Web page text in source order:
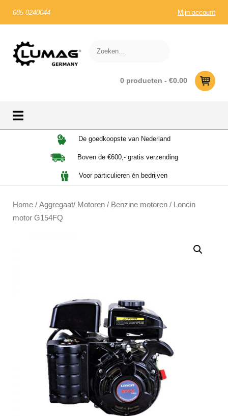
085 0240044 Mijn account
0 producten - €0.00
De goedkoopste van Nederland
Boven de €600,- gratis verzending
Voor particulieren én bedrijven
Home / Aggregaat/ Motoren / Benzine motoren / Loncin
motor G154FQ